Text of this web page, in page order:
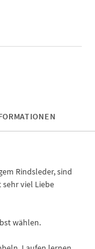
Rindsleder, sind
viel Liebe
wählen.